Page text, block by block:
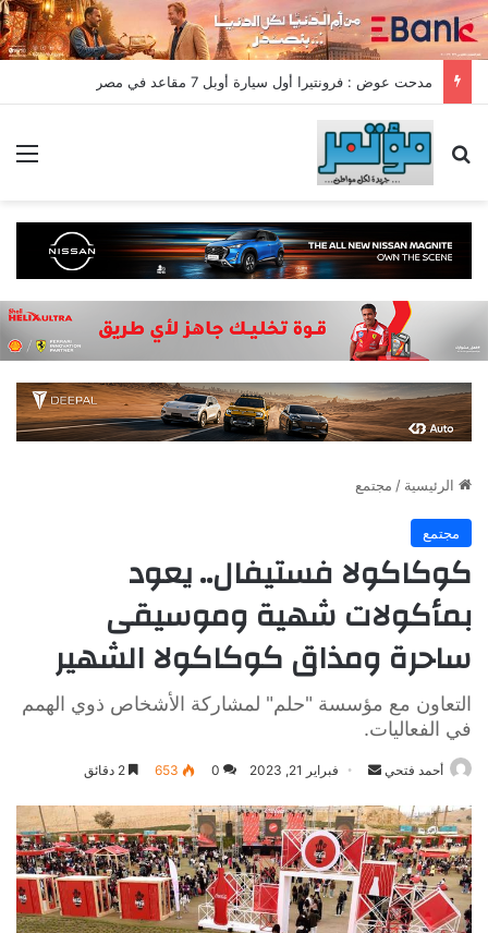
مدحت عوض : فرونتيرا أول سيارة أوبل 7 مقاعد في مصر
بحث عن
الرئيسية / مجتمع
مجتمع
كوكاكولا فستيفال.. يعود
بمأكولات شهية وموسيقى
ساحرة ومذاق كوكاكولا الشهير
التعاون مع مؤسسة "حلم" لمشاركة الأشخاص ذوي الهمم
في الفعاليات.
أحمد فتحي
أرسل
إلكترونيا
فبراير 21, 2023 0
653